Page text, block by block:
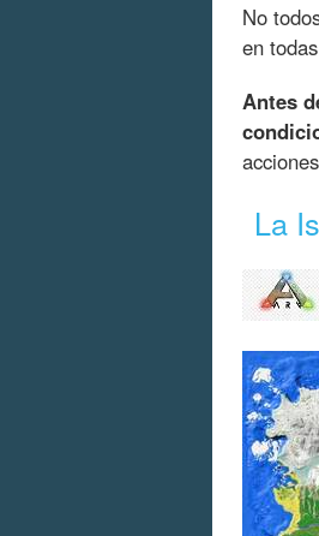
No
en
Antes
La